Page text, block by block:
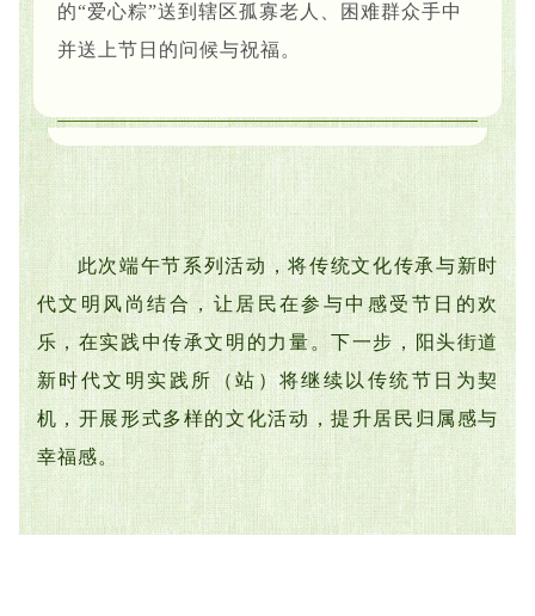
的“爱心粽”送到辖区孤寡老人、困难群众手中
并送上节日的问候与祝福。
此次端午节系列活动，将传统文化传承与新时
代文明风尚结合，让居民在参与中感受节日的欢
乐，在实践中传承文明的力量。下一步，阳头街道
新时代文明实践所（站）将继续以传统节日为契
机，开展形式多样的文化活动，提升居民归属感与
幸福感。